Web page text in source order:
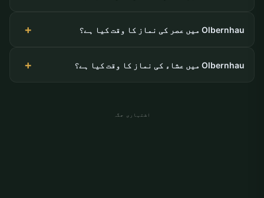
Olbernhau میں عصر کی نماز کا وقت کیا ہے؟
Olbernhau میں عشاء کی نماز کا وقت کیا ہے؟
اشتہاری جگہ